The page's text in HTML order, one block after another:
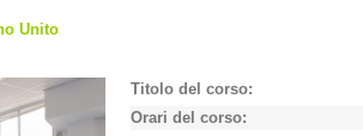
Unito
Titolo del corso
Orari del corso